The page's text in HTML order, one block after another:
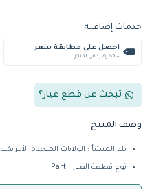
خدمات إضافية
احصل على مطابقة سعر
+ %5 رصيد في المتجر
تبحث عن قطع غيار؟
وصف المنتج
بلد المنشأ : الولايات المتحدة الأمريكية
نوع قطعة الغيار : Part